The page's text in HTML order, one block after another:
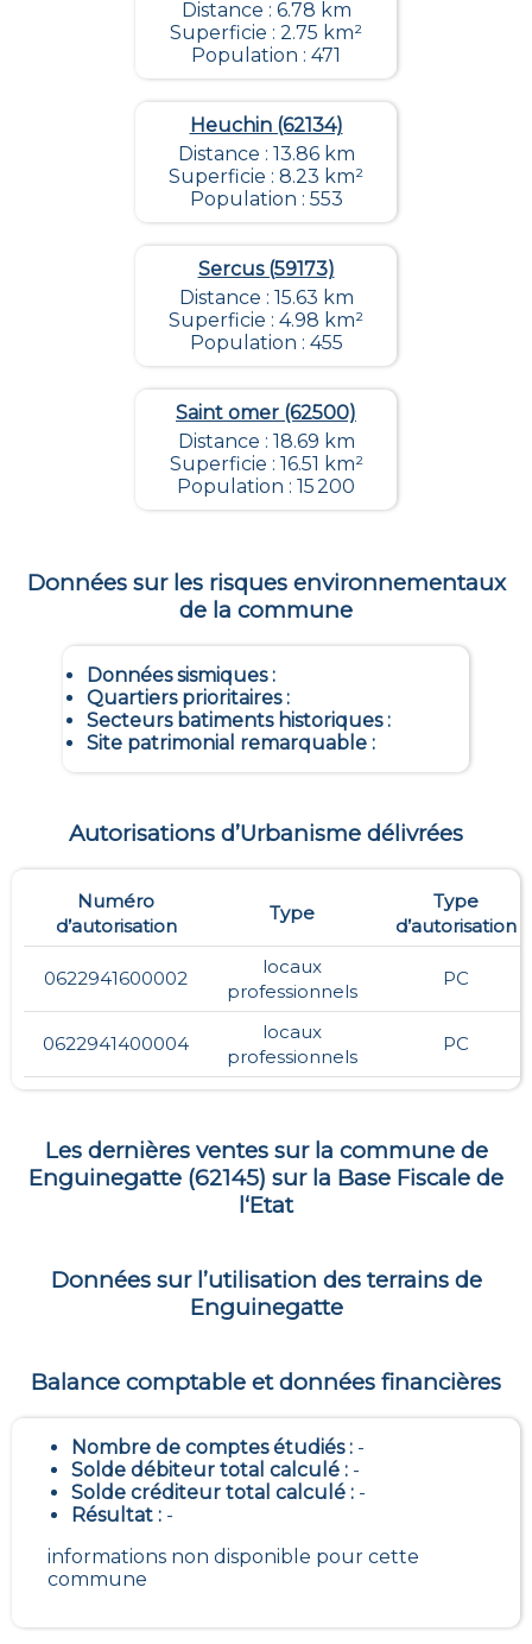
Distance : 6.78 km
Superficie : 2.75 km²
Population : 471
Heuchin (62134)
Distance : 13.86 km
Superficie : 8.23 km²
Population : 553
Sercus (59173)
Distance : 15.63 km
Superficie : 4.98 km²
Population : 455
Saint omer (62500)
Distance : 18.69 km
Superficie : 16.51 km²
Population : 15 200
Données sur les risques environnementaux
de la commune
Données sismiques:
Quartiers prioritaires:
Secteurs batiments historiques:
Site patrimonial remarquable:
Autorisations d’Urbanisme délivrées
Numéro
d’autorisation
Type
Type
d’autorisation
0622941600002
locaux
professionnels
PC
0622941400004
locaux
professionnels
PC
Les dernières ventes sur la commune de
Enguinegatte (62145) sur la Base Fiscale de
l‘Etat
Données sur l’utilisation des terrains de
Enguinegatte
Balance comptable et données financières
Nombre de comptes étudiés : -
Solde débiteur total calculé : -
Solde créditeur total calculé : -
Résultat : -
informations non disponible pour cette
commune